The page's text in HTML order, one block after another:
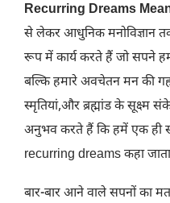
Recurring Dreams
से लेकर आधुनिक मनोविज्ञान
रूप में कार्य करते हैं जो सपने
बल्कि हमारे अवचेतन मन की
स्मृतियां,और ब्रह्मांड के सूक्ष्म
अनुभव करते हैं कि हमें एक ही
recurring dreams कहा
बार-बार आने वाले सपनों का